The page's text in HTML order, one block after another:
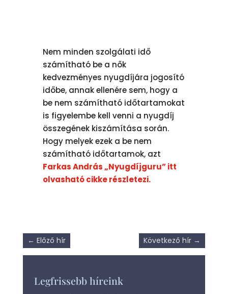
Nem minden szolgálati idő
számítható be a nők
kedvezményes nyugdíjára jogosító
időbe, annak ellenére sem, hogy a
be nem számítható időtartamokat
is figyelembe kell venni a nyugdíj
összegének kiszámítása során.
Hogy melyek ezek a be nem
számítható időtartamok, azt
Farkas András „Nyugdíjguru” itt
olvasható cikke részletezi.
← Előző hír Következő hír →
Legfrissebb híreink